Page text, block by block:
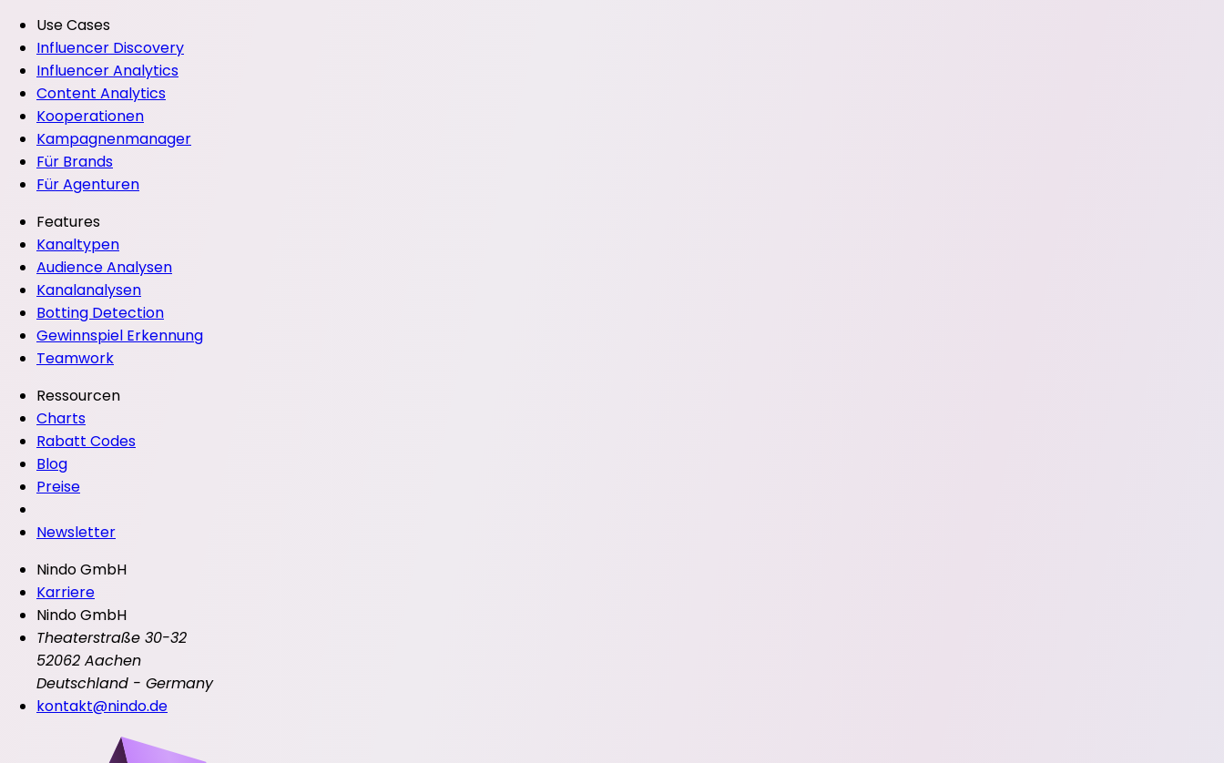
Use Cases
Influencer Discovery
Influencer Analytics
Content Analytics
Kooperationen
Kampagnenmanager
Für Brands
Für Agenturen
Features
Kanaltypen
Audience Analysen
Kanalanalysen
Botting Detection
Gewinnspiel Erkennung
Teamwork
Ressourcen
Charts
Rabatt Codes
Blog
Preise
Newsletter
Nindo GmbH
Karriere
Nindo GmbH
Theaterstraße 30-32
52062 Aachen
Deutschland - Germany
kontakt@nindo.de